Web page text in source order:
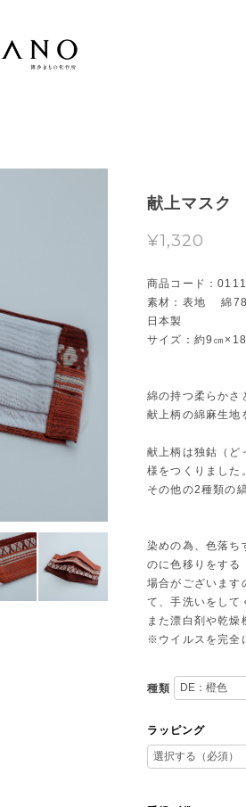
献上マスク
¥1,320
商品コード：
素材：表地
日本製
サイズ：約9㎝
綿の持つ柔らかさ
献上柄の綿麻生地
献上柄は独鈷（ど
様をつくりました。
その他の2種類の
染めの為、色落ち
のに色移りをする
場合がございます
て、手洗いをして
また漂白剤や乾燥
※ウイルスを完全
種類
ラッピング